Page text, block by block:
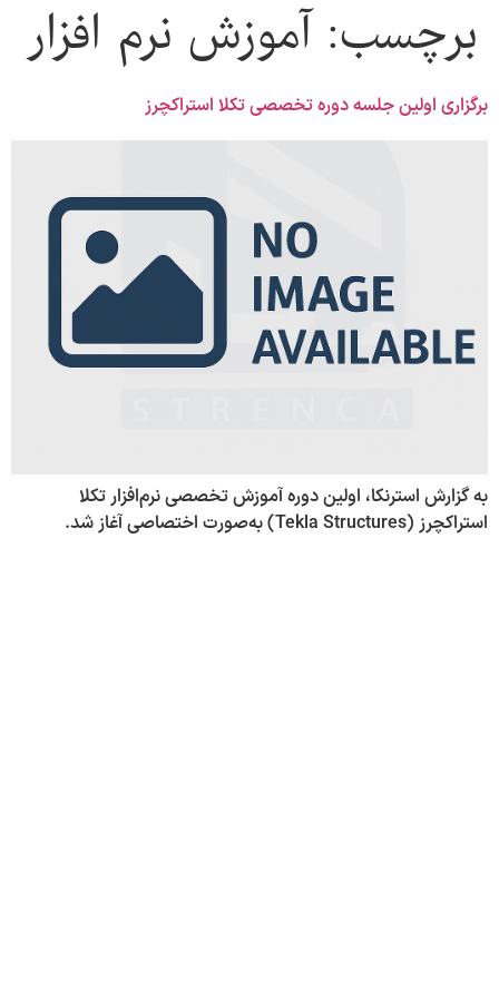
برچسب:آموزش نرم افزار
برگزاری اولین جلسه دوره تخصصی تکلا استراکچرز
به گزارش استرنکا، اولین دوره آموزش تخصصی نرم‌افزار تکلا
استراکچرز (Tekla Structures) به‌صورت اختصاصی آغاز شد.